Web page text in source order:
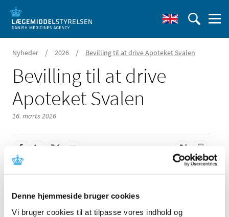
Denne hjemmeside bruger cookies
Vi bruger cookies til at tilpasse vores indhold og
Nyheder / 2026 / Bevilling til at drive Apoteket Svalen
Bevilling til at drive
Apoteket Svalen
16. marts 2026
Mia Thorne Hald får bevilling til at drive Apoteket Svalen.
Der har været 13 ansøgere til bevillingen.